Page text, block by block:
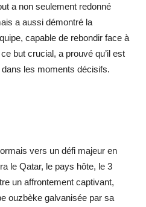
a non seulement redonné
a aussi démontré la
capable de rebondir face à
but crucial, a prouvé qu’il est
les moments décisifs.
vers un défi majeur en
le Qatar, le pays hôte, le 3
un affrontement captivant,
ouzbèke galvanisée par sa